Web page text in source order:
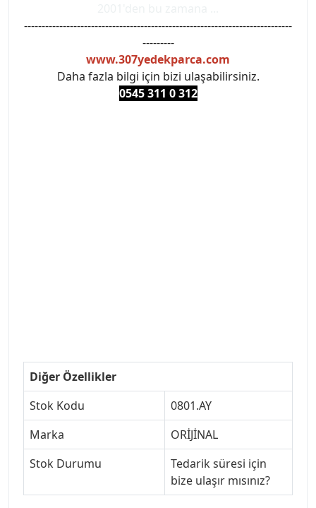
----------------------------------------------------------------------------
---------
www.307yedekparca.com
Daha fazla bilgi için bizi ulaşabilirsiniz.
0545 311 0 312
Diğer Özellikler
Stok Kodu
0801.AY
Marka
ORİJİNAL
Stok Durumu
Tedarik süresi için
bize ulaşır mısınız?